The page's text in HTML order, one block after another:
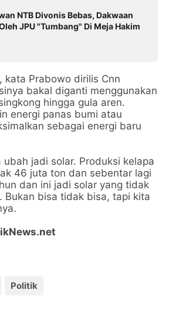
NTB Divonis Bebas, Dakwaan
JPU "Tumbang" Di Meja Hakim
kata Prabowo dirilis Cnn
bakal diganti menggunakan
hingga gula aren.
energi panas bumi atau
sebagai energi baru
jadi solar. Produksi kelapa
46 juta ton dan sebentar lagi
dan ini jadi solar yang tidak
Bukan bisa tidak bisa, tapi kita
Politik